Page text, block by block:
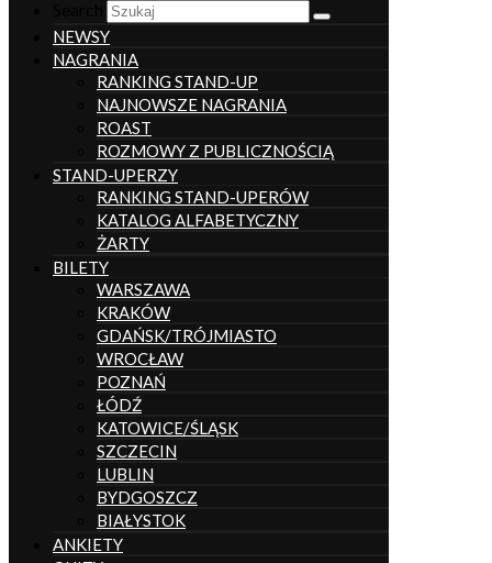
NEWSY
NAGRANIA
RANKING STAND-UP
NAJNOWSZE NAGRANIA
ROAST
ROZMOWY Z PUBLICZNOŚCIĄ
STAND-UPERZY
RANKING STAND-UPERÓW
KATALOG ALFABETYCZNY
ŻARTY
BILETY
WARSZAWA
KRAKÓW
GDAŃSK/TRÓJMIASTO
WROCŁAW
POZNAŃ
ŁÓDŹ
KATOWICE/ŚLĄSK
SZCZECIN
LUBLIN
BYDGOSZCZ
BIAŁYSTOK
ANKIETY